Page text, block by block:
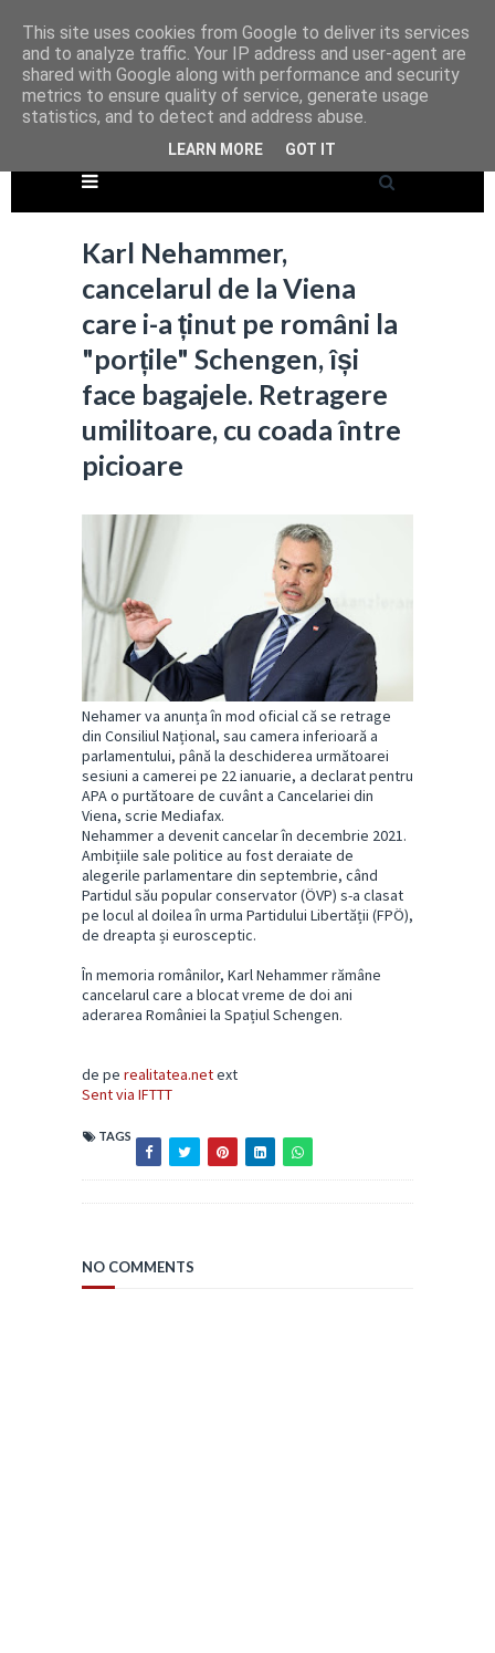
Karl Nehammer,
cancelarul de la Viena
care i-a ținut pe români la
"porțile" Schengen, își
face bagajele. Retragere
umilitoare, cu coada între
picioare
Nehamer va anunța în mod oficial că se retrage
din Consiliul Național, sau camera inferioară a
parlamentului, până la deschiderea următoarei
sesiuni a camerei pe 22 ianuarie, a declarat pentru
APA o purtătoare de cuvânt a Cancelariei din
Viena, scrie Mediafax.
Nehammer a devenit cancelar în decembrie 2021.
Ambițiile sale politice au fost deraiate de
alegerile parlamentare din septembrie, când
Partidul său popular conservator (ÖVP) s-a clasat
pe locul al doilea în urma Partidului Libertății (FPÖ),
de dreapta și eurosceptic.
În memoria românilor, Karl Nehammer rămâne
cancelarul care a blocat vreme de doi ani
aderarea României la Spațiul Schengen.
de pe realitatea.netext
Sent via IFTTT
TAGS
NO COMMENTS
This site uses cookies from Google to deliver its services
and to analyze traffic. Your IP address and user-agent are
shared with Google along with performance and security
metrics to ensure quality of service, generate usage
statistics, and to detect and address abuse.
LEARN MORE GOT IT